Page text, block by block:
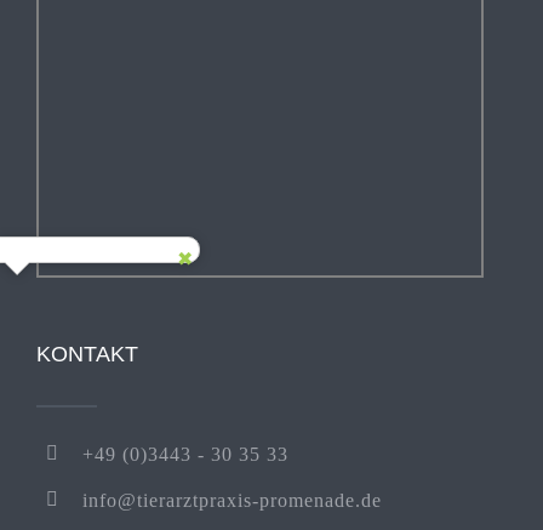
KONTAKT
+49 (0)3443 - 30 35 33
info@tierarztpraxis-promenade.de